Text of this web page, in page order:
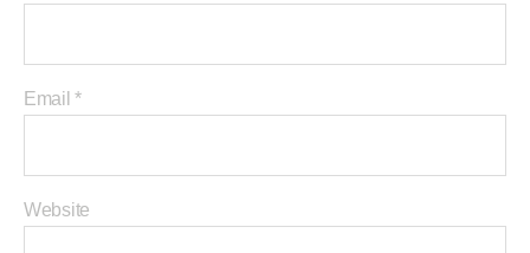
Email*
Website